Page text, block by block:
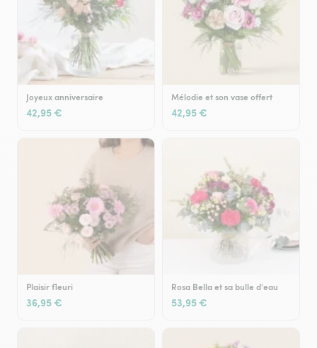
Joyeux anniversaire
42,95 €
Mélodie et son vase offert
42,95 €
Plaisir fleuri
36,95 €
Rosa Bella et sa bulle d'eau
53,95 €